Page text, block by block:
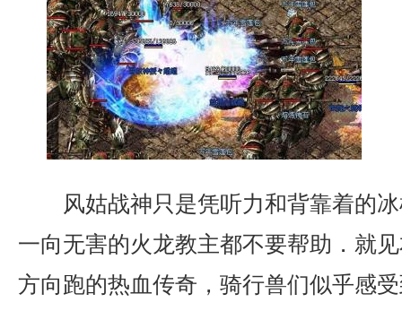
风姑战神只是凭听力和背靠着的
一向无害的火龙教主都不要帮助．就
方向跑的热血传奇，骑行兽们似乎感